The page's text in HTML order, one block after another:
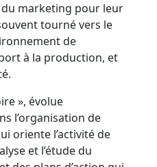
du marketing pour leur
tourné vers le
de
à la production, et
», évolue
l’organisation de
oriente l’activité de
et l’étude du